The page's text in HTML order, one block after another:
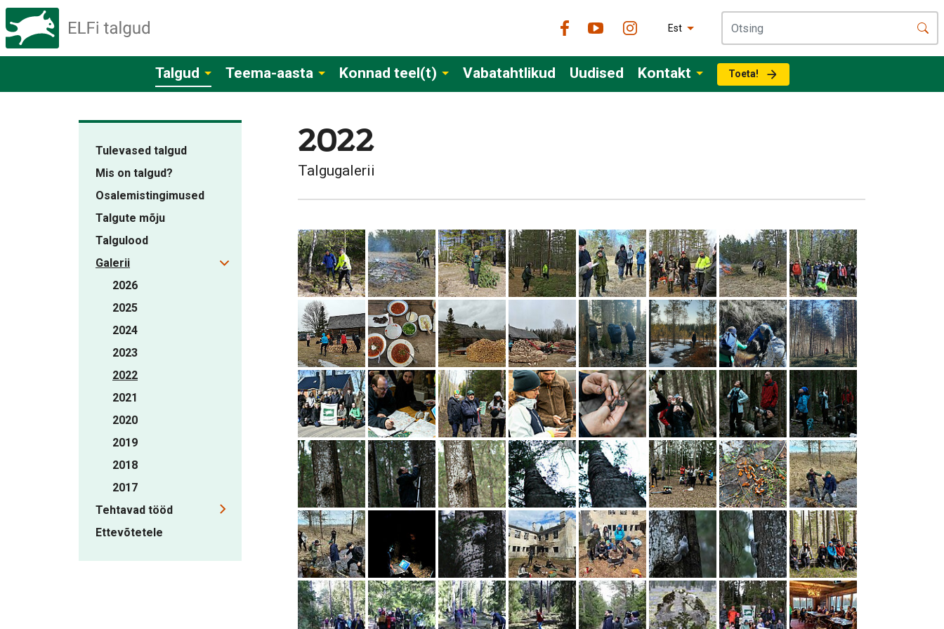
Est
Talgud Teema-aasta Konnad teel(t) Vabatahtlikud Uudised Kontakt Toeta!
Tulevased talgud
Mis on talgud?
Osalemistingimused
Talgute mõju
Talgulood
Galerii
2026
2025
2024
2023
2022
2021
2020
2019
2018
2017
Tehtavad tööd
Ettevõtetele
2022
Talgugalerii